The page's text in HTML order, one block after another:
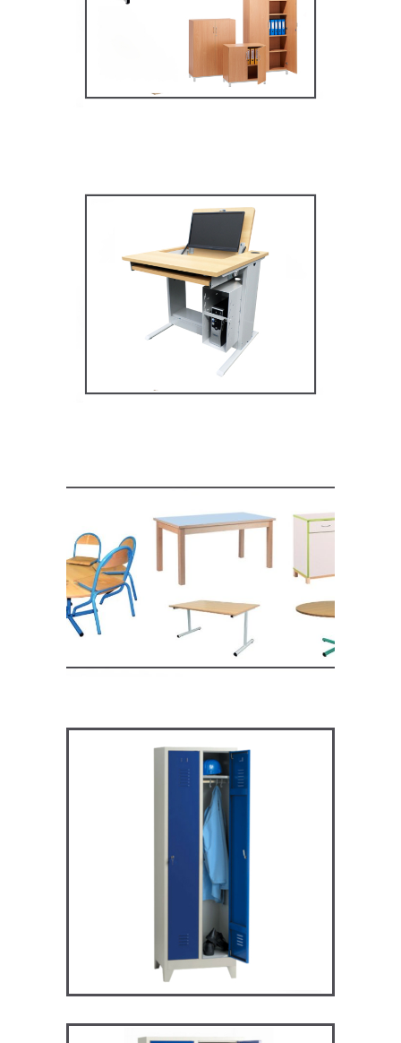
MOBILIER SCOLAIRE
Mobilier multimédia
MOBILIER SCOLAIRE
Mobilier de restauration,
espace cantine
MOBILIER SCOLAIRE
ARV2P – Vestiaire industrie